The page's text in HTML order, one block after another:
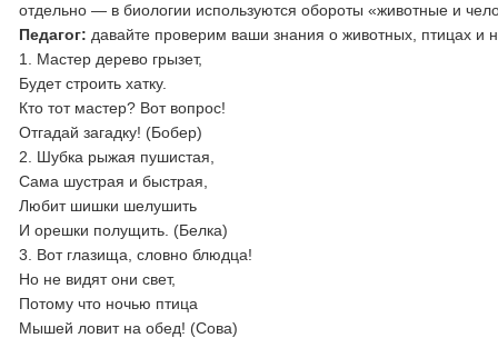
отдельно — в биологии используются обороты «животные и
Педагог: давайте проверим ваши знания о животных, птицах и
1. Мастер дерево грызет,
Будет строить хатку.
Кто тот мастер? Вот вопрос!
Отгадай загадку! (Бобер)
2. Шубка рыжая пушистая,
Сама шустрая и быстрая,
Любит шишки шелушить
И орешки полущить. (Белка)
3. Вот глазища, словно блюдца!
Но не видят они свет,
Потому что ночью птица
Мышей ловит на обед! (Сова)